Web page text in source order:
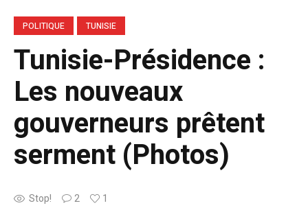
POLITIQUE TUNISIE
Tunisie-Présidence :
Les nouveaux
gouverneurs prêtent
serment (Photos)
Stop! 2 1